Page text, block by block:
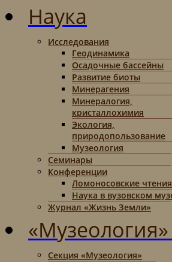
Наука
Исследования
Геодинамика
Осадочные бассейны
Развитие биоты
Минерагения
Минералогия,
кристаллохимия
Экология,
природопользование
Музеология
Семинары
Конференции
Ломоносовские чтения
Наука в вузовском
Журнал «Жизнь Земли»
Секция «Музеология»